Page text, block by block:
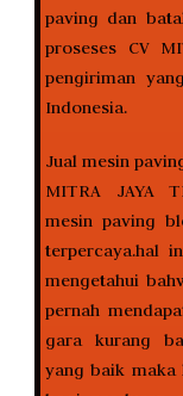
paving dan
proseses CV
pengiriman
Indonesia.
Jual mesin
MITRA JAYA
mesin paving
terpercaya.hal
mengetahui
pernah
gara kurang
yang baik maka